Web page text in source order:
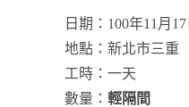
日期：100年11月17
地點：新北市三重
工時：一天
數量： 輕隔間